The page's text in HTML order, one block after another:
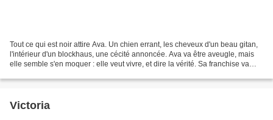
Tout ce qui est noir attire Ava. Un chien errant, les cheveux d'un beau gitan,
l'intérieur d'un blockhaus, une cécité annoncée. Ava va être aveugle, mais
elle semble s'en moquer : elle veut vivre, et dire la vérité. Sa franchise va
Victoria